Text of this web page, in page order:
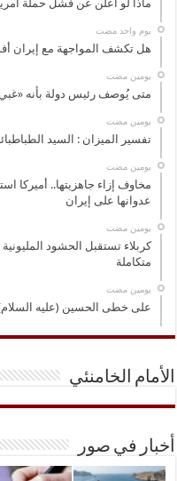
ماذا لو أعلن عن فشل حملة
‏يوم واحد مضت
هل تكشف المواجهة مع إيران
‏يومين مضت
متى يُوصف رئيس دولة بأنه
‏يومين مضت
تفسير الميزان : السيد
‏يومين مضت
مخاوف إزاء جاهزيتها.. أميركا
عدوانها على إيران
‏يومين مضت
كربلاء تستقبل الحشود
متكاملة
‏يومين مضت
على خطى الحسين (عليه
الأمام الخامنئي
أخبار في صور